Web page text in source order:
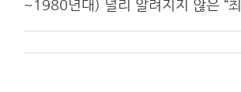
~1980년대) 널리 알려지지 않은 “